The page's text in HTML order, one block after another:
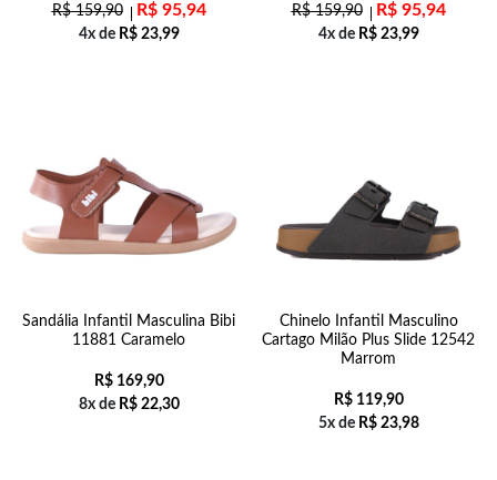
R$159,90 R$95,94
4x de R$23,99
R$159,90 R$95,94
4x de R$23,99
Sandália Infantil Masculina Bibi
11881 Caramelo
R$169,90
8x de R$22,30
Chinelo Infantil Masculino
Cartago Milão Plus Slide 12542
Marrom
R$119,90
5x de R$23,98